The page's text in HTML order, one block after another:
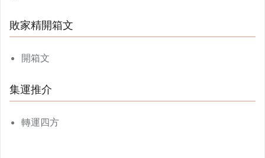
敗家精開箱文
開箱文
集運推介
轉運四方